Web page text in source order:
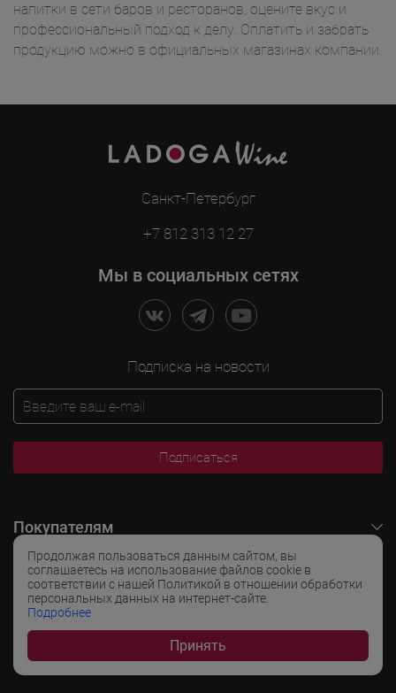
Продолжая пользоваться данным сайтом, вы
соглашаетесь на использование файлов cookie в
соответствии с нашей Политикой в отношении обработки
персональных данных на интернет-сайте.
Подробнее
Принять
напитки в сети баров и ресторанов, оцените вкус и
профессиональный подход к делу. Оплатить и забрать
продукцию можно в официальных магазинах компании.
Санкт-Петербург
+7 812 313 12 27
Мы в социальных сетях
Подписка на новости
Подписаться
Покупателям
O LADOGA Wine
Интересные разделы
Популярные разделы